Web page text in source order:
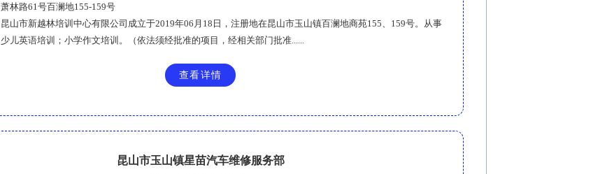
萧林路61号百澜地155-159号
昆山市新越林培训中心有限公司成立于2019年06月18日，注册地在昆山市玉山镇百澜地商苑155、159号。从事
少儿英语培训；小学作文培训。（依法须经批准的项目，经相关部门批准......
查看详情
昆山市玉山镇星苗汽车维修服务部